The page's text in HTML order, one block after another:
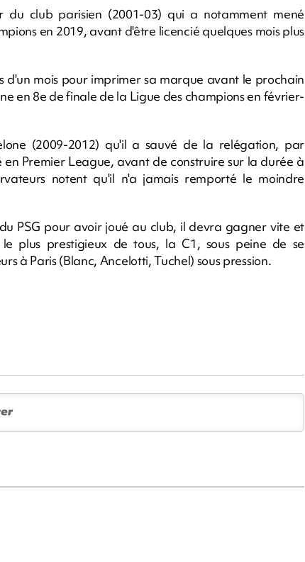
du club parisien (2001-03) qui a notamment mené
en 2019, avant d'être licencié quelques mois plus
d'un mois pour imprimer sa marque avant le prochain
en 8e de finale de la Ligue des champions en février-
(2009-2012) qu'il a sauvé de la relégation, par
Premier League, avant de construire sur la durée à
notent qu'il n'a jamais remporté le moindre
PSG pour avoir joué au club, il devra gagner vite et
plus prestigieux de tous, la C1, sous peine de se
à Paris (Blanc, Ancelotti, Tuchel) sous pression.